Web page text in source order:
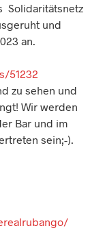
Solidaritätsnetz
und
an.
51232
zu sehen und
Wir werden
Bar und im
sein;-).